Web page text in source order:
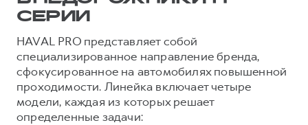
СЕРИИ
HAVAL PRO представляет собой
специализированное направление бренда,
сфокусированное на автомобилях повышенной
проходимости. Линейка включает четыре
модели, каждая из которых решает
определенные задачи: